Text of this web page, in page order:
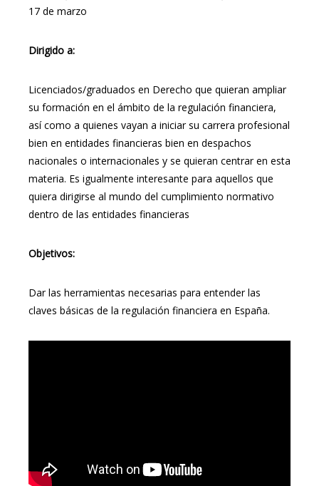
17 de marzo
Dirigido a:
Licenciados/graduados en Derecho que quieran ampliar
su formación en el ámbito de la regulación financiera,
así como a quienes vayan a iniciar su carrera profesional
bien en entidades financieras bien en despachos
nacionales o internacionales y se quieran centrar en esta
materia. Es igualmente interesante para aquellos que
quiera dirigirse al mundo del cumplimiento normativo
dentro de las entidades financieras
Objetivos:
Dar las herramientas necesarias para entender las
claves básicas de la regulación financiera en España.